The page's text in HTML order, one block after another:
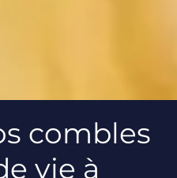
combles
vie à